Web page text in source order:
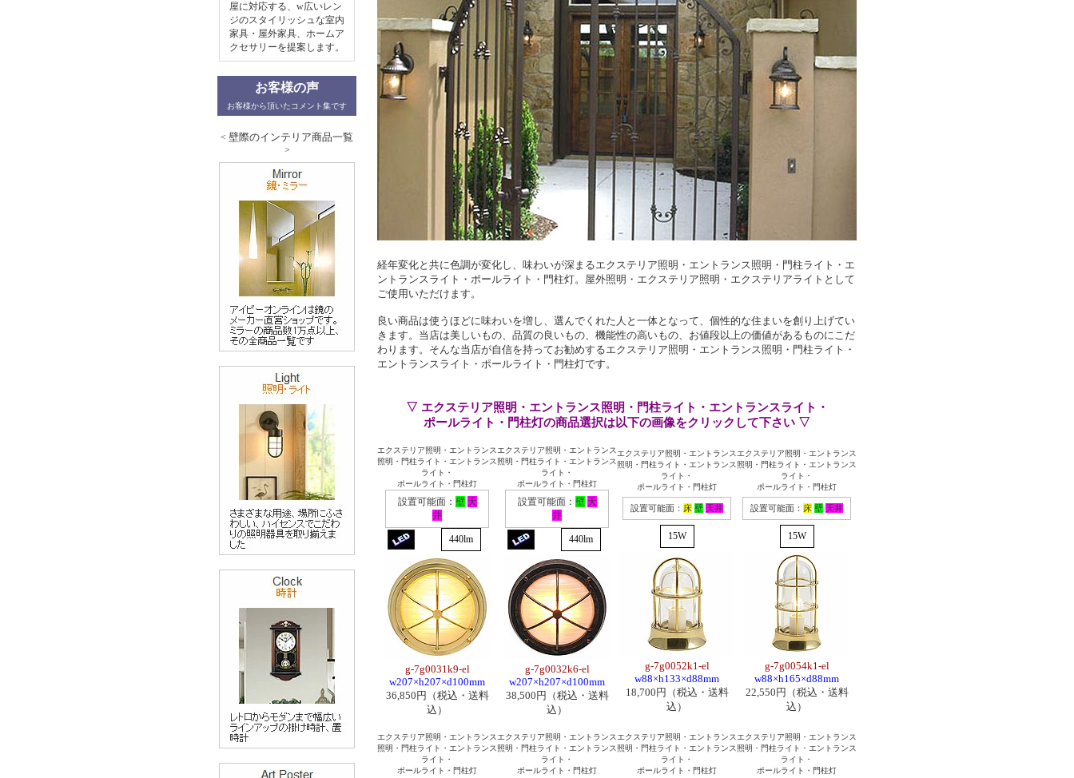
屋に対応する、w広いレン
ジのスタイリッシュな室内
家具・屋外家具、ホームア
クセサリーを提案します。
お客様の声
お客様から頂いたコメント集です
< 壁際のインテリア商品一覧
>
経年変化と共に色調が変化し、味わいが深まるエクステリア照明・エントランス照明・門柱ライト・エ
ントランスライト・ポールライト・門柱灯。屋外照明・エクステリア照明・エクステリアライトとして
ご使用いただけます。
良い商品は使うほどに味わいを増し、選んでくれた人と一体となって、個性的な住まいを創り上げてい
きます。当店は美しいもの、品質の良いもの、機能性の高いもの、お値段以上の価値があるものにこだ
わります。そんな当店が自信を持ってお勧めするエクステリア照明・エントランス照明・門柱ライト・
エントランスライト・ポールライト・門柱灯です。
▽ エクステリア照明・エントランス照明・門柱ライト・エントランスライト・
ポールライト・門柱灯の商品選択は以下の画像をクリックして下さい ▽
エクステリア照明・エントランス
照明・門柱ライト・エントランス
ライト・
ポールライト・門柱灯
設置可能面： 壁 天
井
440lm
g-7g0031k9-el
w207×h207×d100mm
36,850円（税込・送料
込）
エクステリア照明・エントランス
照明・門柱ライト・エントランス
ライト・
ポールライト・門柱灯
設置可能面： 壁 天
井
440lm
g-7g0032k6-el
w207×h207×d100mm
38,500円（税込・送料
込）
エクステリア照明・エントランス
照明・門柱ライト・エントランス
ライト・
ポールライト・門柱灯
設置可能面： 床 壁 天井
15W
g-7g0052k1-el
w88×h133×d88mm
18,700円（税込・送料
込）
エクステリア照明・エントランス
照明・門柱ライト・エントランス
ライト・
ポールライト・門柱灯
設置可能面： 床 壁 天井
15W
g-7g0054k1-el
w88×h165×d88mm
22,550円（税込・送料
込）
エクステリア照明・エントランス
照明・門柱ライト・エントランス
ライト・
ポールライト・門柱灯
エクステリア照明・エントランス
照明・門柱ライト・エントランス
ライト・
ポールライト・門柱灯
エクステリア照明・エントランス
照明・門柱ライト・エントランス
ライト・
ポールライト・門柱灯
エクステリア照明・エントランス
照明・門柱ライト・エントランス
ライト・
ポールライト・門柱灯